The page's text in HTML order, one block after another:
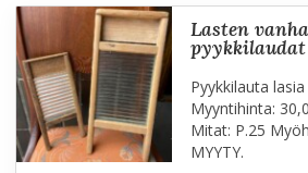
lasten vanhat ja pienet
pyykkilaudat
Pyykkilauta
Myyntihinta:
Mitat: P.25
MYYTY.